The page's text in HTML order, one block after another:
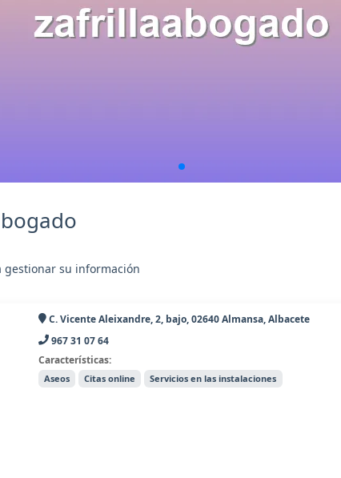
gestionar su información
C. Vicente Aleixandre, 2, bajo, 02640 Almansa, Albacete
967 31 07 64
Características:
Aseos Citas online Servicios en las instalaciones